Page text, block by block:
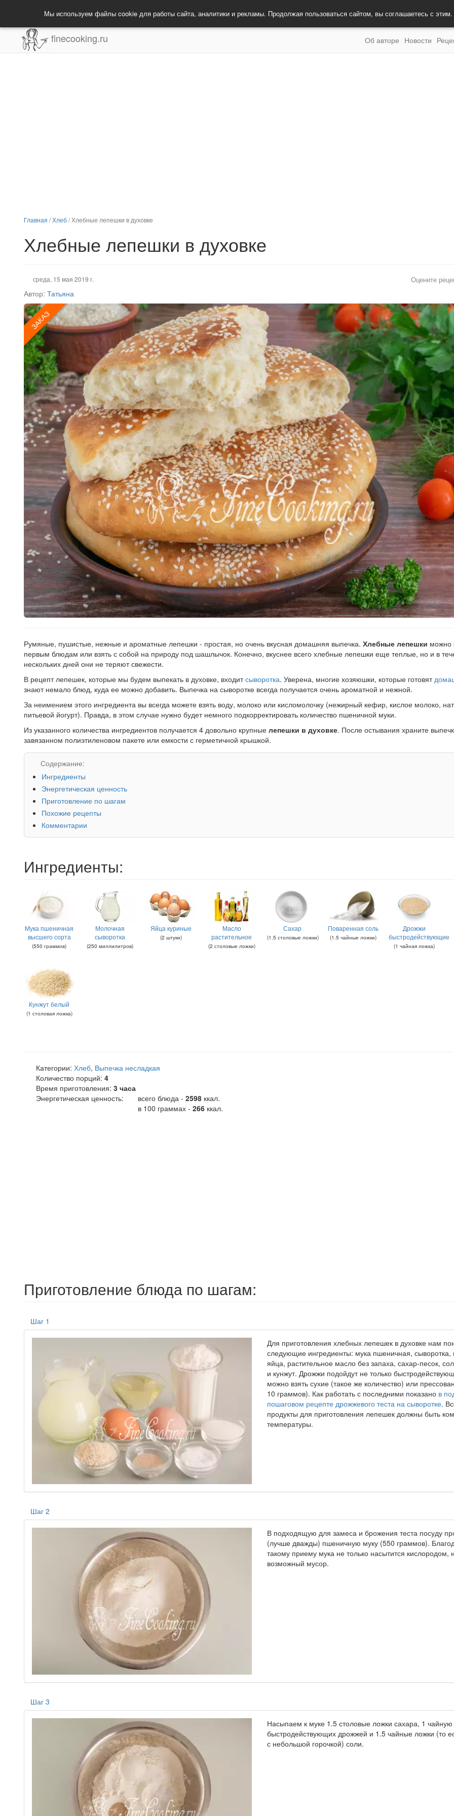
Мы используем файлы cookie для работы сайта, аналитики и рекламы. Продолжая пользоваться сайтом, вы соглашаетесь с этим.
finecooking.ru Об авторе Новости
Главная /Хлеб/Хлебные лепешки в духовке
Хлебные лепешки в духовке
Оцените
среда, 15 мая 2019 г.
Автор: Татьяна
ЗАКАЗ
заказу
Румяные, пушистые, нежные и ароматные лепешки - простая, но очень вкусная домашняя выпечка. Хлебные лепешки можно
первым блюдам или взять с собой на природу под шашлычок. Конечно, вкуснее всего хлебные лепешки еще теплые, но и в
нескольких дней они не теряют свежести.
В рецепт лепешек, которые мы будем выпекать в духовке, входитсыворотка. Уверена, многие хозяюшки, которые готовят
знают немало блюд, куда ее можно добавить. Выпечка на сыворотке всегда получается очень ароматной и нежной.
За неимением этого ингредиента вы всегда можете взять воду, молоко или кисломолочку (нежирный кефир, кислое молоко,
питьевой йогурт). Правда, в этом случае нужно будет немного подкорректировать количество пшеничной муки.
Из указанного количества ингредиентов получается 4 довольно крупные лепешки в духовке. После остывания храните
завязанном полиэтиленовом пакете или емкости с герметичной крышкой.
Содержание:
Ингредиенты
Энергетическая ценность
Приготовление по шагам
Похожие рецепты
Комментарии
Ингредиенты:
Мука пшеничная
высшего сорта
(550 граммов)
Молочная
сыворотка
(250 миллилитров)
Яйца куриные
(2 штуки)
Масло
растительное
(2 столовые ложки)
Сахар
(1.5 столовые ложки)
Поваренная соль
(1.5 чайные ложки)
Дрожжи
быстродействующие
(1 чайная ложка)
Кунжут белый
(1 столовая ложка)
Категории: Хлеб, Выпечка несладкая
Количество порций: 4
Время приготовления: 3 часа
Энергетическая ценность:
всего блюда - 2598 ккал.
в 100 граммах - 266 ккал.
Приготовление блюда по шагам:
Шаг 1
Для приготовления хлебных лепешек в духовке нам
следующие ингредиенты: мука пшеничная, сыворотка,
яйца, растительное масло без запаха, сахар-песок,
и кунжут. Дрожжи подойдут не только
можно взять сухие (такое же количество) или
10 граммов). Как работать с последними показано в
пошаговом рецепте дрожжевого теста на сыворотке.
продукты для приготовления лепешек должны быть
температуры.
Шаг 2
В подходящую для замеса и брожения теста посуду
(лучше дважды) пшеничную муку (550 граммов).
такому приему мука не только насытится кислородом,
возможный мусор.
Шаг 3
Насыпаем к муке 1.5 столовые ложки сахара, 1 чайную
быстродействующих дрожжей и 1.5 чайные ложки (то
с небольшой горочкой) соли.